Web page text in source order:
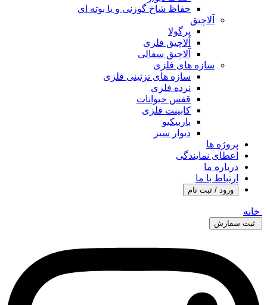
حفاظ شاخ گوزنی و یا بوته ای
آلاچیق
پرگولا
آلاچیق فلزی
آلاچیق سفالی
سازه های فلزی
سازه های تزئینی فلزی
نرده فلزی
قفس حیوانات
کابینت فلزی
باربیکیو
دیوار سبز
پروژه ها
اعطای نمایندگی
درباره ما
ارتباط با ما
ورود / ثبت نام
خانه
ثبت سفارش